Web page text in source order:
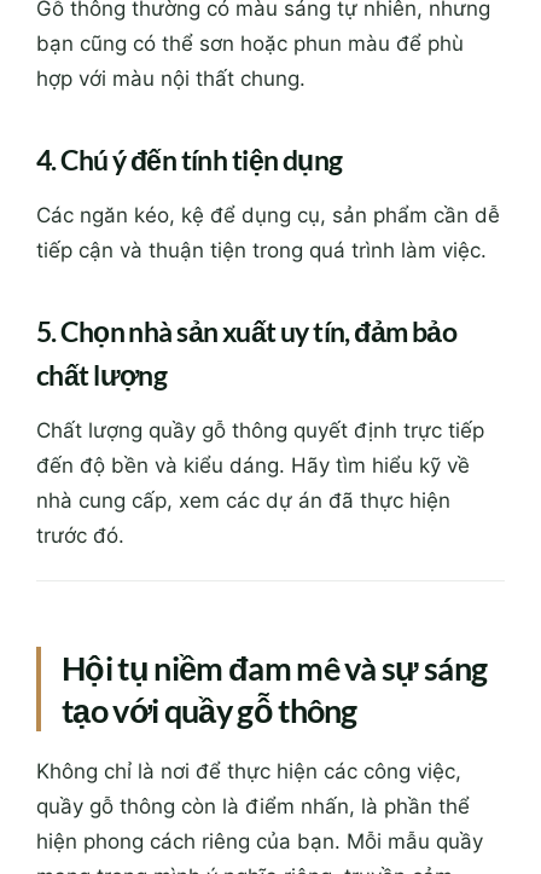
Gỗ thông thường có màu sáng tự nhiên, nhưng
bạn cũng có thể sơn hoặc phun màu để phù
hợp với màu nội thất chung.
4. Chú ý đến tính tiện dụng
Các ngăn kéo, kệ để dụng cụ, sản phẩm cần dễ
tiếp cận và thuận tiện trong quá trình làm việc.
5. Chọn nhà sản xuất uy tín, đảm bảo
chất lượng
Chất lượng quầy gỗ thông quyết định trực tiếp
đến độ bền và kiểu dáng. Hãy tìm hiểu kỹ về
nhà cung cấp, xem các dự án đã thực hiện
trước đó.
Hội tụ niềm đam mê và sự sáng
tạo với quầy gỗ thông
Không chỉ là nơi để thực hiện các công việc,
quầy gỗ thông còn là điểm nhấn, là phần thể
hiện phong cách riêng của bạn. Mỗi mẫu quầy